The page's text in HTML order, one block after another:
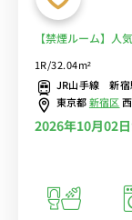
【禁煙ルーム】人
心のモニター付き
安レンタル中！
1R/32.04m²
JR山手線 新
東京都新宿区
2026年10月02